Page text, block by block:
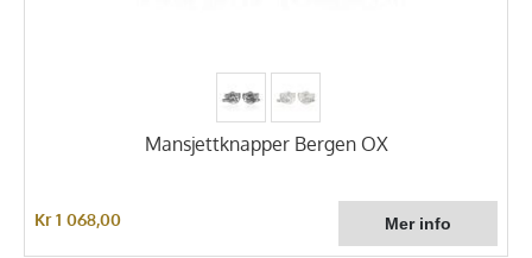
Mansjettknapper Bergen OX
Kr 1 068,00